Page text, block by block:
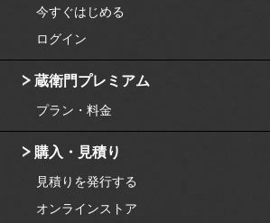
今すぐはじめる
ログイン
蔵衛門プレミアム
プラン・料金
購入・見積り
見積りを発行する
オンラインストア